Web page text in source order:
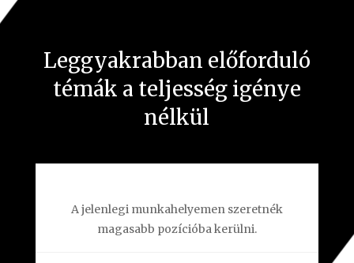
Leggyakrabban előforduló
témák a teljesség igénye
nélkül
A jelenlegi munkahelyemen szeretnék
magasabb pozícióba kerülni.